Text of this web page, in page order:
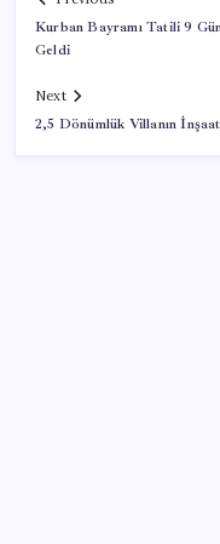
Kurban Bayramı Tatili 9
Geldi
Next
2,5 Dönümlük Villanın